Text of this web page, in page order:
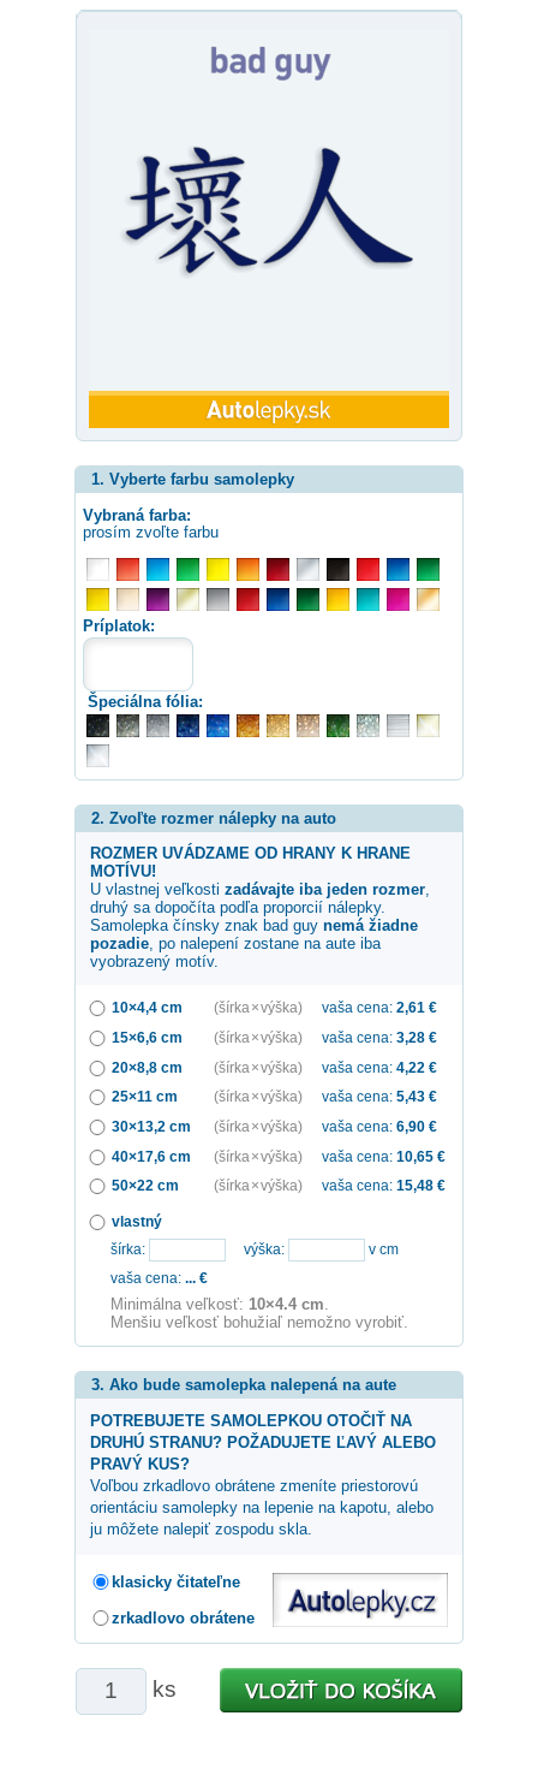
1. Vyberte farbu samolepky
Vybraná farba:
prosím zvoľte farbu
Príplatok:
Špeciálna fólia:
2. Zvoľte rozmer nálepky na auto
ROZMER UVÁDZAME OD HRANY K HRANE
MOTÍVU!
U vlastnej veľkosti zadávajte iba jeden rozmer,
druhý sa dopočíta podľa proporcií nálepky.
Samolepka čínsky znak bad guy nemá žiadne
pozadie, po nalepení zostane na aute iba
vyobrazený motív.
10×4,4 cm (šírka × výška) vaša cena: 2,61 €
15×6,6 cm
(šírka × výška) vaša cena: 3,28 €
20×8,8 cm
(šírka × výška) vaša cena: 4,22 €
25×11 cm
(šírka × výška) vaša cena: 5,43 €
30×13,2 cm
(šírka × výška) vaša cena: 6,90 €
40×17,6 cm
(šírka × výška) vaša cena: 10,65 €
50×22 cm
(šírka × výška) vaša cena: 15,48 €
vlastný
šírka:
výška:
v cm
vaša cena: ... €
Minimálna veľkosť: 10×4.4 cm
Menšiu veľkosť bohužiaľ nemožno vyrobiť.
3. Ako bude samolepka nalepená na aute
POTREBUJETE SAMOLEPKOU OTOČIŤ NA
DRUHÚ STRANU? POŽADUJETE ĽAVÝ ALEBO
PRAVÝ KUS?
Voľbou zrkadlovo obrátene zmeníte priestorovú
orientáciu samolepky na lepenie na kapotu, alebo
ju môžete nalepiť zospodu skla.
klasicky čitateľne
zrkadlovo obrátene
ks